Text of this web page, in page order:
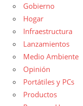
Gobierno
Hogar
Infraestructura
Lanzamientos
Medio Ambiente
Opinión
Portátiles y PCs
Productos